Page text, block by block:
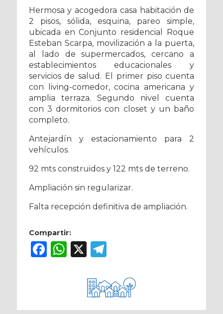
Hermosa y acogedora casa habitación de
2 pisos, sólida, esquina, pareo simple,
ubicada en Conjunto residencial Roque
Esteban Scarpa, movilización a la puerta,
al lado de supermercados, cercano a
establecimientos educacionales y
servicios de salud. El primer piso cuenta
con living-comedor, cocina americana y
amplia terraza. Segundo nivel cuenta
con 3 dormitorios con closet y un baño
completo.
Antejardín y estacionamiento para 2
vehículos.
92 mts construidos y 122 mts de terreno.
Ampliación sin regularizar.
Falta recepción definitiva de ampliación.
Compartir:
Facebook
WhatsApp
X Telegram